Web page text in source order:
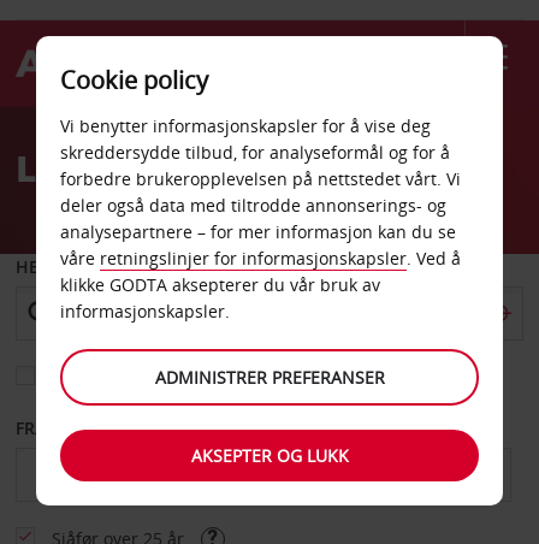
Welcome
AvisLeiebil i England
HENT FRA
Velg et annet leveringssted
FRA DATO TIL DATO
Sjåfør over 25 år
Cookie policy
Vi benytter informasjonskapsler for å vise deg
skreddersydde tilbud, for analyseformål og for å
forbedre brukeropplevelsen på nettstedet vårt. Vi
deler også data med tiltrodde annonserings- og
analysepartnere – for mer informasjon kan du se
våre retningslinjer for informasjonskapsler. Ved å
klikke GODTA aksepterer du vår bruk av
informasjonskapsler.
ADMINISTRER PREFERANSER
AKSEPTER OG LUKK